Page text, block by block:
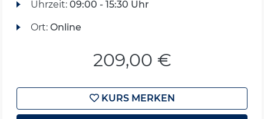
Uhrzeit: 09:00 - 15:30 Uhr
Ort: Online
209,00 €
KURS MERKEN